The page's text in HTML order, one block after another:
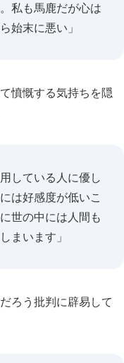
私も馬鹿だが心は
始末に悪い」
憤慨する気持ちを隠
している人に優し
は好感度が低いこ
世の中には人間も
まいます」
ろう批判に辟易して